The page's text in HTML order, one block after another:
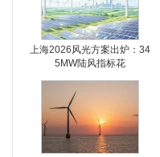
上海2026风光方案出炉：34
5MW陆风指标花